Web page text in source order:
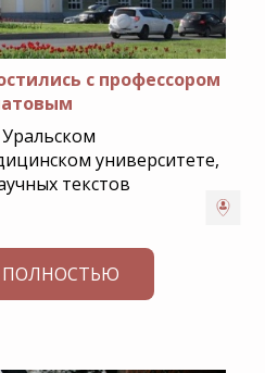
с профессором
университете,
текстов
ПОЛНОСТЬЮ